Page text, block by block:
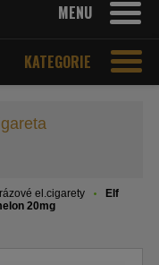
MENU
KATEGORIE
el.cigarety
Elf
20mg